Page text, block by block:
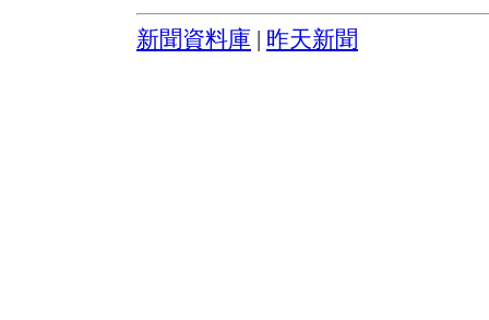
新聞資料庫 昨天新聞